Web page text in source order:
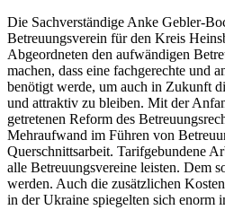
Die Sachverständige Anke Gebler-
Betreuungsverein für den Kreis
Abgeordneten den aufwändigen
machen, dass eine fachgerechte und
benötigt werde, um auch in Zukunft
und attraktiv zu bleiben. Mit der
getretenen Reform des
Mehraufwand im Führen von
Querschnittsarbeit. Tarifgebundene
alle Betreuungsvereine leisten. Dem
werden. Auch die zusätzlichen
in der Ukraine spiegelten sich enorm